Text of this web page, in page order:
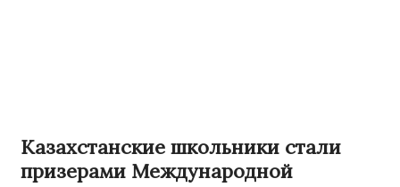
Казахстанские школьники стали
призерами Международной